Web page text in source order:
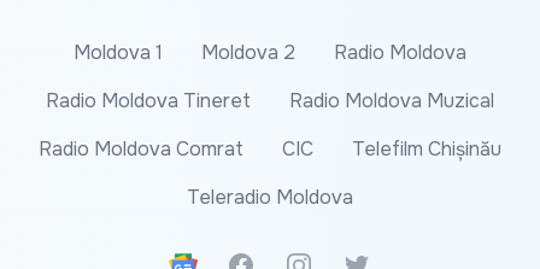
Moldova 1 Moldova 2
Radio Moldova
Radio Moldova Tineret
Radio Moldova Muzical
Radio Moldova Comrat
CIC
Telefilm Chișinău
Teleradio Moldova
Google News
FacebookInstagramTwitter